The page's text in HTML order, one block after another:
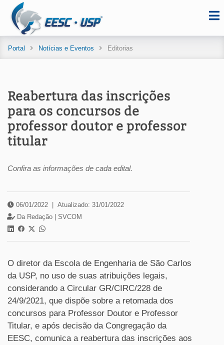
Portal Notícias e Eventos Editorias
Reabertura das inscrições
para os concursos de
professor doutor e professor
titular
Confira as informações de cada edital.
06/01/2022
Atualizado: 31/01/2022
Da Redação | SVCOM
O diretor da Escola de Engenharia de São Carlos
da USP, no uso de suas atribuições legais,
considerando a Circular GR/CIRC/228 de
24/9/2021, que dispõe sobre a retomada dos
concursos para Professor Doutor e Professor
Titular, e após decisão da Congregação da
EESC, comunica a reabertura das inscrições aos